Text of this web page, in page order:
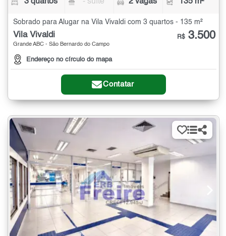
3 quartos - suíte 2 vagas 135 m²
Sobrado para Alugar na Vila Vivaldi com 3 quartos - 135 m²
Vila Vivaldi
Grande ABC - São Bernardo do Campo
Endereço no círculo do mapa
R$ 3.500
Contatar